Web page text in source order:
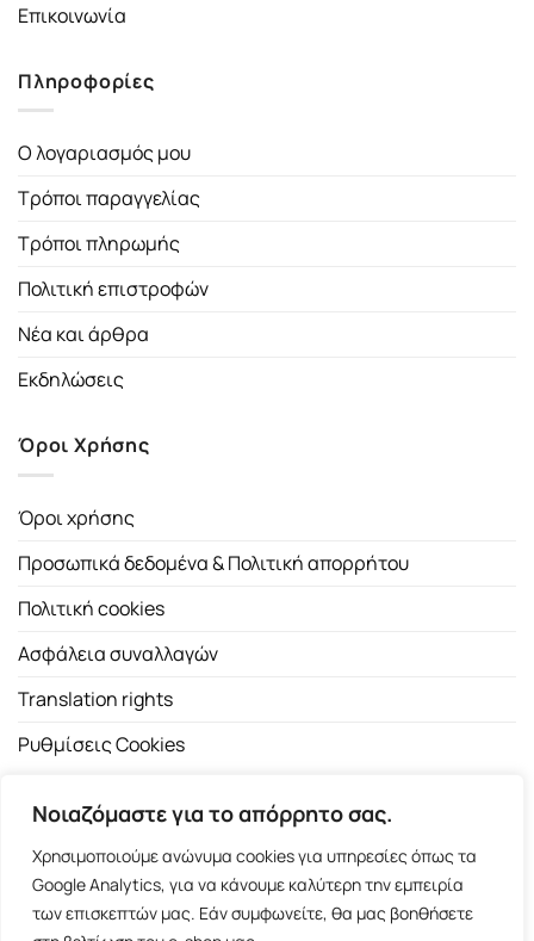
Νοιαζόμαστε για το απόρρητο σας.
Χρησιμοποιούμε ανώνυμα cookies για υπηρεσίες όπως τα
Google Analytics, για να κάνουμε καλύτερη την εμπειρία
των επισκεπτών μας. Εάν συμφωνείτε, θα μας βοηθήσετε
Επικοινωνία
Πληροφορίες
Ο λογαριασμός μου
Τρόποι παραγγελίας
Τρόποι πληρωμής
Πολιτική επιστροφών
Νέα και άρθρα
Εκδηλώσεις
Όροι Χρήσης
Όροι χρήσης
Προσωπικά δεδομένα & Πολιτική απορρήτου
Πολιτική cookies
Ασφάλεια συναλλαγών
Translation rights
Ρυθμίσεις Cookies
Copyright 2026 ©Εκδοτικός Οίκος Α.Α. Λιβάνη| All rights